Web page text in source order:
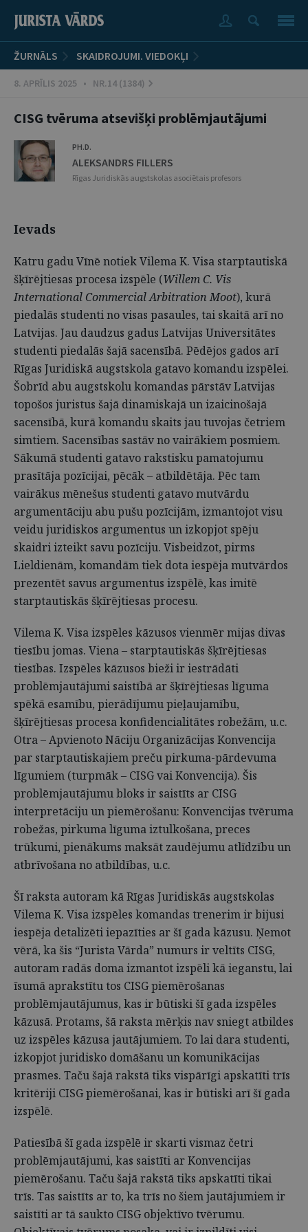
ŽURNĀLS SKAIDROJUMI. VIEDOKĻI
8. APRĪLIS 2025 • NR.14 (1384)
CISG tvēruma atsevišķi problēmjautājumi
PH.D.
ALEKSANDRS FILLERS
Rīgas Juridiskās augstskolas asociētais profesors
Ievads
Katru gadu Vīnē notiek Vilema K. Visa starptautiskā
šķīrējtiesas procesa izspēle (Willem C. Vis
International Commercial Arbitration Moot), kurā
piedalās studenti no visas pasaules, tai skaitā arī no
Latvijas. Jau daudzus gadus Latvijas Universitātes
studenti piedalās šajā sacensībā. Pēdējos gados arī
Rīgas Juridiskā augstskola gatavo komandu izspēlei.
Šobrīd abu augstskolu komandas pārstāv Latvijas
topošos juristus šajā dinamiskajā un izaicinošajā
sacensībā, kurā komandu skaits jau tuvojas četriem
simtiem. Sacensības sastāv no vairākiem posmiem.
Sākumā studenti gatavo rakstisku pamatojumu
prasītāja pozīcijai, pēcāk – atbildētāja. Pēc tam
vairākus mēnešus studenti gatavo mutvārdu
argumentāciju abu pušu pozīcijām, izmantojot visu
veidu juridiskos argumentus un izkopjot spēju
skaidri izteikt savu pozīciju. Visbeidzot, pirms
Lieldienām, komandām tiek dota iespēja mutvārdos
prezentēt savus argumentus izspēlē, kas imitē
starptautiskās šķīrējtiesas procesu.
Vilema K. Visa izspēles kāzusos vienmēr mijas divas
tiesību jomas. Viena – starptautiskās šķīrējtiesas
tiesības. Izspēles kāzusos bieži ir iestrādāti
problēmjautājumi saistībā ar šķīrējtiesas līguma
spēkā esamību, pierādījumu pieļaujamību,
šķīrējtiesas procesa konfidencialitātes robežām, u.c.
Otra – Apvienoto Nāciju Organizācijas Konvencija
par starptautiskajiem preču pirkuma-pārdevuma
līgumiem (turpmāk – CISG vai Konvencija). Šis
problēmjautājumu bloks ir saistīts ar CISG
interpretāciju un piemērošanu: Konvencijas tvēruma
robežas, pirkuma līguma iztulkošana, preces
trūkumi, pienākums maksāt zaudējumu atlīdzību un
atbrīvošana no atbildības, u.c.
Šī raksta autoram kā Rīgas Juridiskās augstskolas
Vilema K. Visa izspēles komandas trenerim ir bijusi
iespēja detalizēti iepazīties ar šī gada kāzusu. Ņemot
vērā, ka šis “Jurista Vārda” numurs ir veltīts CISG,
autoram radās doma izmantot izspēli kā ieganstu, lai
īsumā aprakstītu tos CISG piemērošanas
problēmjautājumus, kas ir būtiski šī gada izspēles
kāzusā. Protams, šā raksta mērķis nav sniegt atbildes
uz izspēles kāzusa jautājumiem. To lai dara studenti,
izkopjot juridisko domāšanu un komunikācijas
prasmes. Taču šajā rakstā tiks vispārīgi apskatīti trīs
kritēriji CISG piemērošanai, kas ir būtiski arī šī gada
izspēlē.
Patiesībā šī gada izspēlē ir skarti vismaz četri
problēmjautājumi, kas saistīti ar Konvencijas
piemērošanu. Taču šajā rakstā tiks apskatīti tikai
trīs. Tas saistīts ar to, ka trīs no šiem jautājumiem ir
saistīti ar tā saukto CISG objektīvo tvērumu.